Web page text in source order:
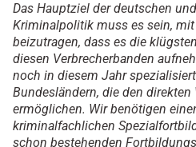
Das Hauptziel der deutschen
Kriminalpolitik muss es sein,
beizutragen, dass es die
diesen Verbrecherbanden
noch in diesem Jahr
Bundesländern, die den
ermöglichen. Wir benötigen
kriminalfachlichen
schon bestehenden